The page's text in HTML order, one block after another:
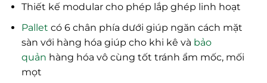
Thiết kế modular cho phép lắp ghép linh hoạt
Pallet có 6 chân phía dưới giúp ngăn cách mặt
sàn với hàng hóa giúp cho khi kê và bảo
quản hàng hóa vô cùng tốt tránh ẩm mốc, mối
mọt